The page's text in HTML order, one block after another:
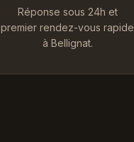
Réponse sous 24h et
premier rendez-vous rapide
à Bellignat.